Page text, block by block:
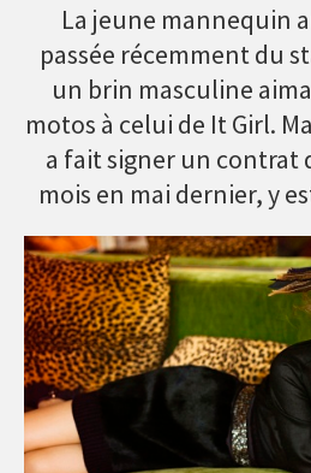
La jeune mannequin
passée récemment du
un brin masculine
motos à celui de It Girl.
a fait signer un contrat
mois en mai dernier, y